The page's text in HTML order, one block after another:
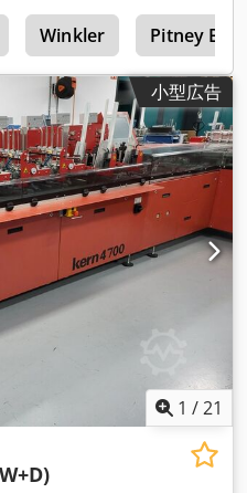
Winkler Pitney
小型広告
1 /21